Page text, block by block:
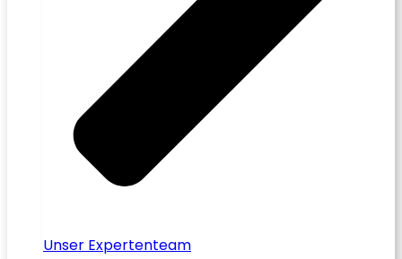
Unser Expertenteam